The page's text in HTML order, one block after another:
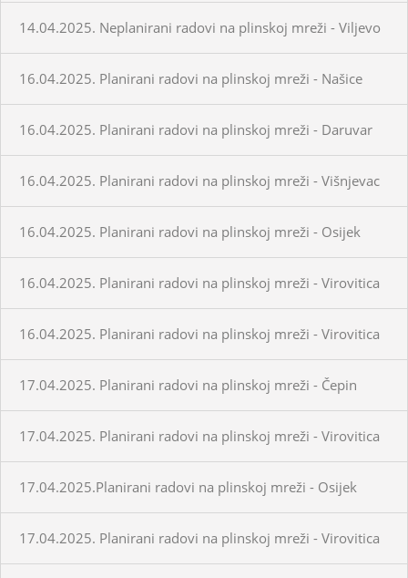
14.04.2025. Neplanirani radovi na plinskoj mreži - Viljevo
16.04.2025. Planirani radovi na plinskoj mreži - Našice
16.04.2025. Planirani radovi na plinskoj mreži - Daruvar
16.04.2025. Planirani radovi na plinskoj mreži - Višnjevac
16.04.2025. Planirani radovi na plinskoj mreži - Osijek
16.04.2025. Planirani radovi na plinskoj mreži - Virovitica
16.04.2025. Planirani radovi na plinskoj mreži - Virovitica
17.04.2025. Planirani radovi na plinskoj mreži - Čepin
17.04.2025. Planirani radovi na plinskoj mreži - Virovitica
17.04.2025.Planirani radovi na plinskoj mreži - Osijek
17.04.2025. Planirani radovi na plinskoj mreži - Virovitica